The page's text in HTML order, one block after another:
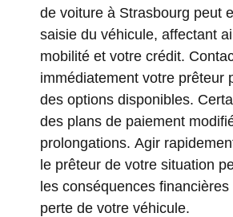
de voiture à Strasbourg peut
saisie du véhicule, affectant
mobilité et votre crédit.
immédiatement votre prêteur
des options disponibles.
des plans de paiement
prolongations. Agir
le prêteur de votre situation
les conséquences
perte de votre véhicule.